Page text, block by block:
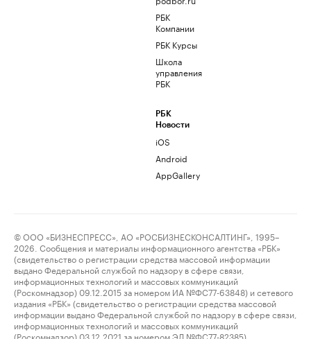
РБК
Компании
РБК Курсы
Школа
управления
РБК
РБК
Новости
iOS
Android
AppGallery
© ООО «БИЗНЕСПРЕСС», АО «РОСБИЗНЕСКОНСАЛТИНГ», 1995–
2026. Сообщения и материалы информационного агентства «РБК»
(свидетельство о регистрации средства массовой информации
выдано Федеральной службой по надзору в сфере связи,
информационных технологий и массовых коммуникаций
(Роскомнадзор) 09.12.2015 за номером ИА №ФС77-63848) и сетевого
издания «РБК» (свидетельство о регистрации средства массовой
информации выдано Федеральной службой по надзору в сфере связи,
информационных технологий и массовых коммуникаций
(Роскомнадзор) 03.12.2021 за номером ЭЛ №ФС77-82385)